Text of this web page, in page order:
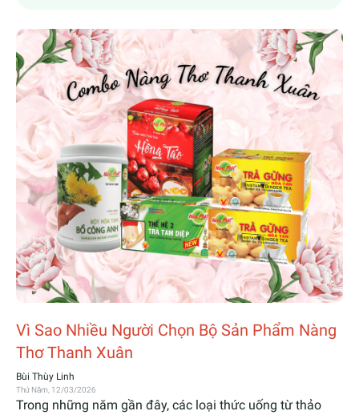
Vì Sao Nhiều Người Chọn Bộ Sản Phẩm Nàng
Thơ Thanh Xuân
Bùi Thùy Linh
Thứ Năm, 12/03/2026
Trong những năm gần đây, các loại thức uống từ thảo